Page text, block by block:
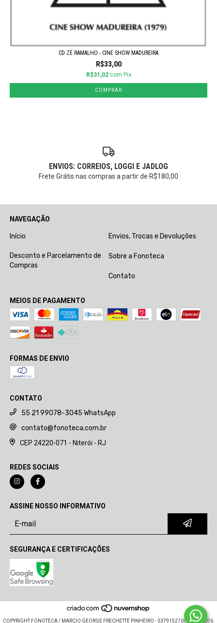
CD ZÉ RAMALHO - CINE SHOW MADUREIRA
R$33,00
R$31,02 com Pix
ENVIOS: CORREIOS, LOGGI E JADLOG
Frete Grátis nas compras a partir de R$180,00
NAVEGAÇÃO
Início Envios, Trocas e Devoluções
Desconto e Parcelamento de
Compras
Sobre a Fonoteca
Contato
MEIOS DE PAGAMENTO
FORMAS DE ENVIO
CONTATO
55 21 99078-3045 WhatsApp
contato@fonoteca.com.br
CEP 24220-071 - Niterói - RJ
REDES SOCIAIS
ASSINE NOSSO INFORMATIVO
SEGURANÇA E CERTIFICAÇÕES
COPYRIGHT FONOTECA / MARCIO GEORGE FRECHETTE PINHEIRO - 33791527000130 - 2026.